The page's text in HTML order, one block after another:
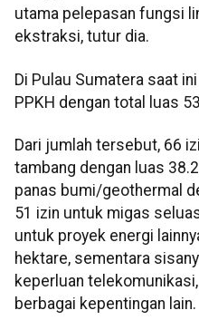
utama pelepasan fungsi
ekstraksi, tutur dia.
Di Pulau Sumatera saat
PPKH dengan total luas
Dari jumlah tersebut, 66
tambang dengan luas
panas bumi/geothermal
51 izin untuk migas
untuk proyek energi
hektare, sementara
keperluan
berbagai kepentingan lain.